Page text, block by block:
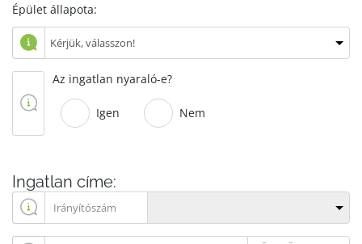
Épület állapota:
Az ingatlan nyaraló-e?
Igen Nem
Ingatlan címe: